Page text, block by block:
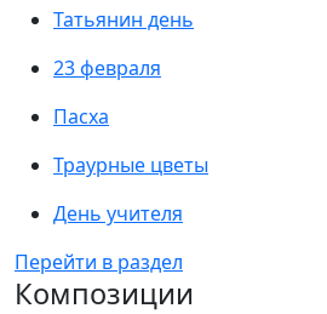
Татьянин день
23 февраля
Пасха
Траурные цветы
День учителя
Перейти в раздел
Композиции